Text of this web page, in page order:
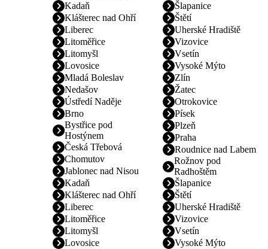
Kadaň
Klášterec nad Ohří
Liberec
Litoměřice
Litomyšl
Lovosice
Mladá Boleslav
Nedašov
Šlapanice
Štětí
Uherské Hradiště
Vizovice
Vsetín
Vysoké Mýto
Zlín
Žatec
Ústředí Naděje
Brno
Bystřice pod
Hostýnem
Česká Třebová
Chomutov
Jablonec nad Nisou
Kadaň
Klášterec nad Ohří
Liberec
Litoměřice
Litomyšl
Lovosice
Otrokovice
Písek
Plzeň
Praha
Roudnice nad Labem
Rožnov pod
Radhoštěm
Šlapanice
Štětí
Uherské Hradiště
Vizovice
Vsetín
Vysoké Mýto